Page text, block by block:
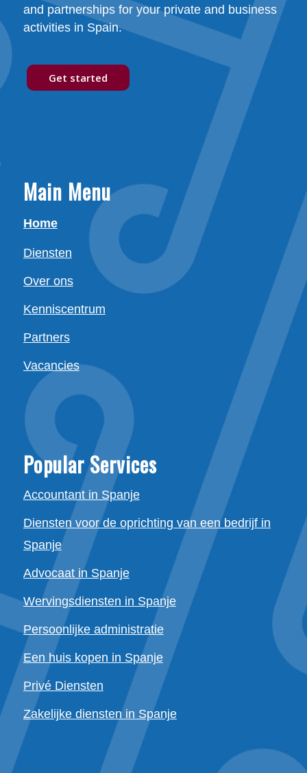
and partnerships for your private and business
activities in Spain.
Get started
Main Menu
Home
Diensten
Over ons
Kenniscentrum
Partners
Vacancies
Popular Services
Accountant in Spanje
Diensten voor de oprichting van een bedrijf in
Spanje
Advocaat in Spanje
Wervingsdiensten in Spanje
Persoonlijke administratie
Een huis kopen in Spanje
Privé Diensten
Zakelijke diensten in Spanje